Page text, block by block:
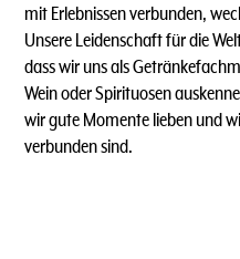
mit Erlebnissen verbunden,
Unsere Leidenschaft für die
dass wir uns als
Wein oder Spirituosen
wir gute Momente lieben und
verbunden sind.